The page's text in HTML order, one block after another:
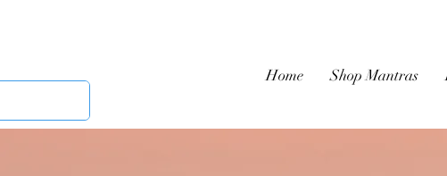
Home Shop Mantras